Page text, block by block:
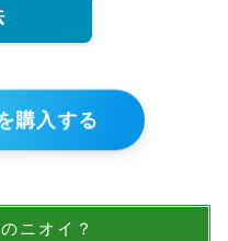
購入する
ニオイ？